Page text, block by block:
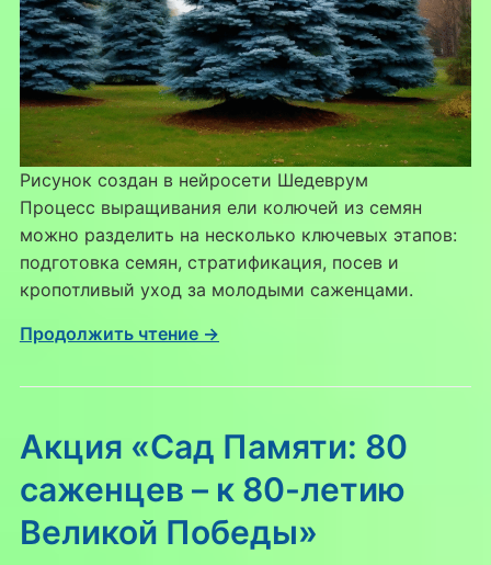
Рисунок создан в нейросети Шедеврум
Процесс выращивания ели колючей из семян
можно разделить на несколько ключевых этапов:
подготовка семян, стратификация, посев и
кропотливый уход за молодыми саженцами.
Продолжить чтение →
Акция «Сад Памяти: 80
саженцев – к 80-летию
Великой Победы»